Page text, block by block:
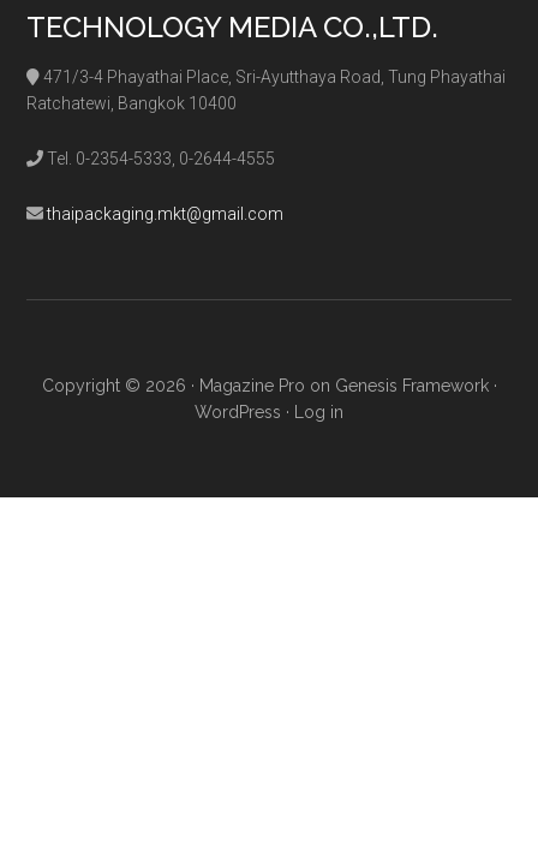
TECHNOLOGY MEDIA CO.,LTD.
471/3-4 Phayathai Place, Sri-Ayutthaya Road, Tung Phayathai
Ratchatewi, Bangkok 10400
Tel. 0-2354-5333, 0-2644-4555
thaipackaging.mkt@gmail.com
Copyright © 2026 · Magazine Pro on Genesis Framework·
WordPress · Log in